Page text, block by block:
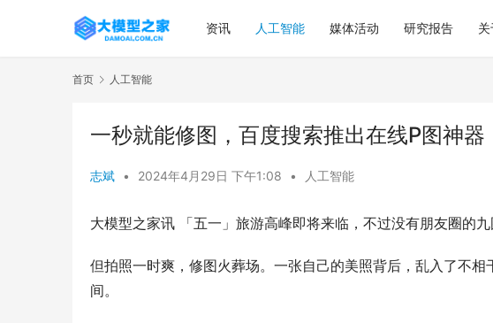
资讯 人工智能 媒体活动 研究报告
首页 人工智能
一秒就能修图，百度搜索推出在线P图神器
志斌 • 2024年4月29日 下午1:08 • 人工智能
大模型之家讯 「五一」旅游高峰即将来临，不过没有朋友圈的九
但拍照一时爽，修图火葬场。一张自己的美照背后，乱入了不
间。